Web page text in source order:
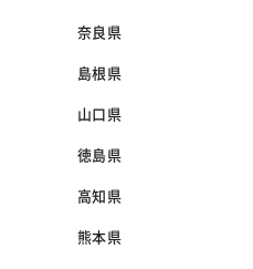
奈良県
島根県
山口県
徳島県
高知県
熊本県